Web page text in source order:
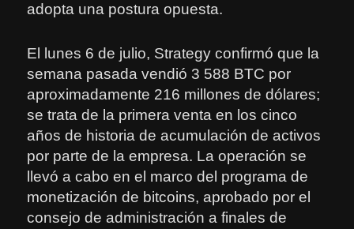
adopta una postura opuesta.
El lunes 6 de julio, Strategy confirmó que la
semana pasada vendió 3 588 BTC por
aproximadamente 216 millones de dólares;
se trata de la primera venta en los cinco
años de historia de acumulación de activos
por parte de la empresa. La operación se
llevó a cabo en el marco del programa de
monetización de bitcoins, aprobado por el
consejo de administración a finales de